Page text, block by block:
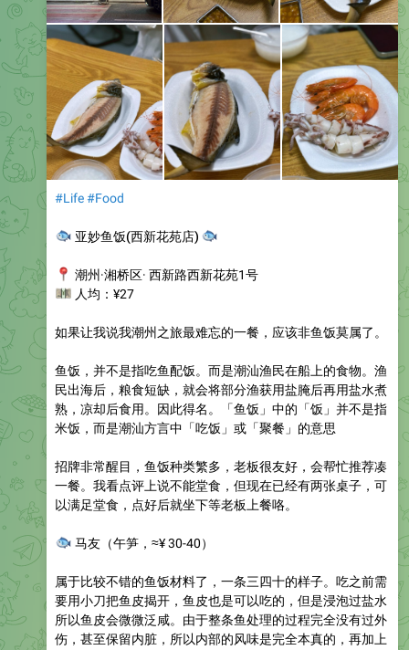
#Life#Food
亚妙鱼饭(西新花苑店)
🐟
潮州·湘桥区· 西新路西新花苑1号
人均：¥27
如果让我说我潮州之旅最难忘的一餐，应该非鱼饭莫属了。
鱼饭，并不是指吃鱼配饭。而是潮汕渔民在船上的食物。渔
民出海后，粮食短缺，就会将部分渔获用盐腌后再用盐水煮
熟，凉却后食用。因此得名。「鱼饭」中的「饭」并不是指
米饭，而是潮汕方言中「吃饭」或「聚餐」的意思
招牌非常醒目，鱼饭种类繁多，老板很友好，会帮忙推荐凑
一餐。我看点评上说不能堂食，但现在已经有两张桌子，可
以满足堂食，点好后就坐下等老板上餐咯。
马友（午笋，≈¥ 30-40）
属于比较不错的鱼饭材料了，一条三四十的样子。吃之前需
要用小刀把鱼皮揭开，鱼皮也是可以吃的，但是浸泡过盐水
所以鱼皮会微微泛咸。由于整条鱼处理的过程完全没有过外
伤，甚至保留内脏，所以内部的风味是完全本真的，再加上